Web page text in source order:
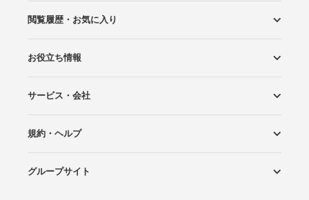
ロケーションから探す
スタジオから探す
閲覧履歴・お気に入り
閲覧スタジオ
お気に入り
お役立ち情報
Wedding Photo マガジン
はじめてガイド
サービス・会社
Photoraitとは
スタジオの掲載について
お問い合わせ
運営会社
サイトマップ
規約・ヘルプ
プライバシーポリシー
利用規約
ヘルプ
グループサイト